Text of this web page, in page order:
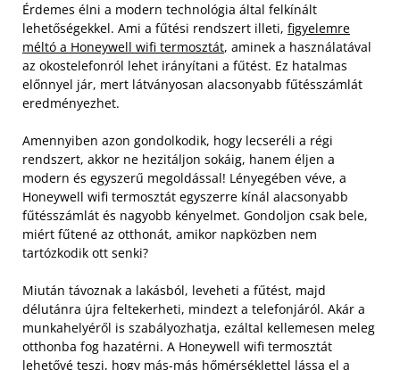
Érdemes élni a modern technológia által felkínált
lehetőségekkel. Ami a fűtési rendszert illeti, figyelemre
méltó a Honeywell wifi termosztát, aminek a használatával
az okostelefonról lehet irányítani a fűtést. Ez hatalmas
előnnyel jár, mert látványosan alacsonyabb fűtésszámlát
eredményezhet.
Amennyiben azon gondolkodik, hogy lecseréli a régi
rendszert, akkor ne hezitáljon sokáig, hanem éljen a
modern és egyszerű megoldással! Lényegében véve, a
Honeywell wifi termosztát egyszerre kínál alacsonyabb
fűtésszámlát és nagyobb kényelmet. Gondoljon csak bele,
miért fűtené az otthonát, amikor napközben nem
tartózkodik ott senki?
Miután távoznak a lakásból, leveheti a fűtést, majd
délutánra újra feltekerheti, mindezt a telefonjáról. Akár a
munkahelyéről is szabályozhatja, ezáltal kellemesen meleg
otthonba fog hazatérni. A Honeywell wifi termosztát
lehetővé teszi, hogy más-más hőmérséklettel lássa el a